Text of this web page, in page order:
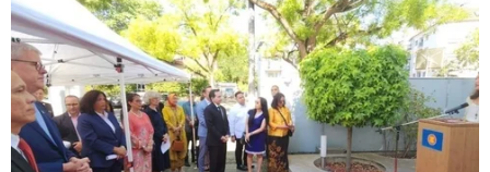
Thúc đẩy hợp tác phát triển bền vững lưu